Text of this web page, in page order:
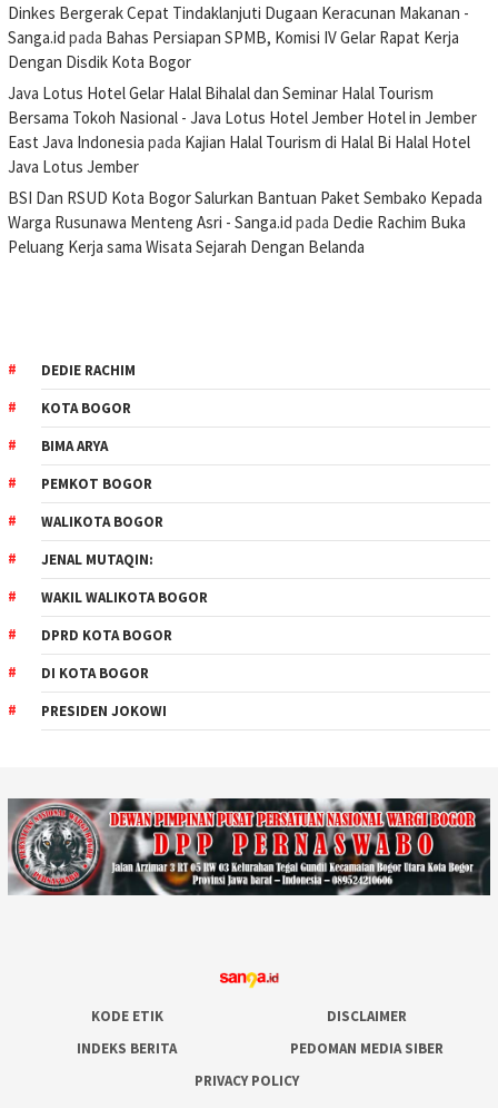
Dinkes Bergerak Cepat Tindaklanjuti Dugaan Keracunan Makanan -
Sanga.id pada Bahas Persiapan SPMB, Komisi IV Gelar Rapat Kerja
Dengan Disdik Kota Bogor
Java Lotus Hotel Gelar Halal Bihalal dan Seminar Halal Tourism
Bersama Tokoh Nasional - Java Lotus Hotel Jember Hotel in Jember
East Java Indonesia pada Kajian Halal Tourism di Halal Bi Halal Hotel
Java Lotus Jember
BSI Dan RSUD Kota Bogor Salurkan Bantuan Paket Sembako Kepada
Warga Rusunawa Menteng Asri - Sanga.id pada Dedie Rachim Buka
Peluang Kerja sama Wisata Sejarah Dengan Belanda
DEDIE RACHIM
KOTA BOGOR
BIMA ARYA
PEMKOT BOGOR
WALIKOTA BOGOR
JENAL MUTAQIN:
WAKIL WALIKOTA BOGOR
DPRD KOTA BOGOR
DI KOTA BOGOR
PRESIDEN JOKOWI
KODE ETIK
DISCLAIMER
INDEKS BERITA
PEDOMAN MEDIA SIBER
PRIVACY POLICY